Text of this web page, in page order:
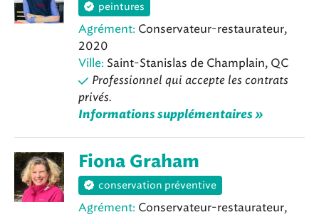
peintures
Agrément: Conservateur-restaurateur,
2020
Ville: Saint-Stanislas de Champlain, QC
Professionnel qui accepte les contrats
privés.
Informations supplémentaires »
Fiona Graham
conservation préventive
Agrément: Conservateur-restaurateur,